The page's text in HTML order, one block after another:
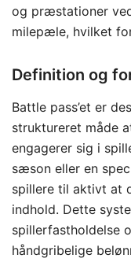
og præstationer
milepæle, hvilket
Definition og
Battle pass’et er
struktureret måde
engagerer sig i
sæson eller en
spillere til aktivt at
indhold. Dette
spillerfastholdelse
håndgribelige